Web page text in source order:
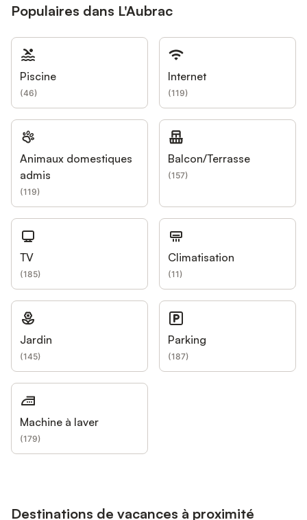
Populaires dans L'Aubrac
Piscine
(46)
Internet
(119)
Animaux domestiques
admis
(119)
Balcon/Terrasse
(157)
TV
(185)
Climatisation
(11)
Jardin
(145)
Parking
(187)
Machine à laver
(179)
Destinations de vacances à proximité